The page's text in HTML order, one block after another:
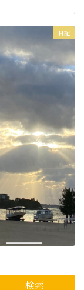
日記